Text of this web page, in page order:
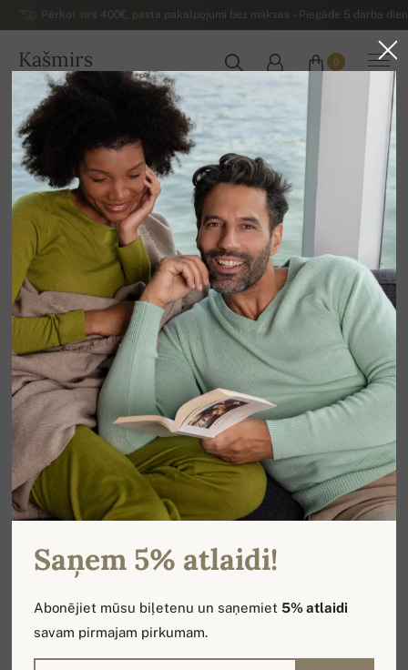
Pērkot virs 400€, pasta pakalpojumi bez maksas – Piegāde 5 darba
Kašmirs
LATVIJA
0
Uz mājām
Luksusa sieviešu kašmira džemperi
Sieviešu kašmira džemperi ar augsto apkakli
Saņem 5% atlaidi!
Abonējiet mūsu biļetenu un saņemiet5% atlaidi
savam pirmajam pirkumam.